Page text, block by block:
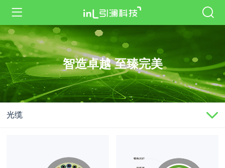
智造卓越 至臻完美
光缆